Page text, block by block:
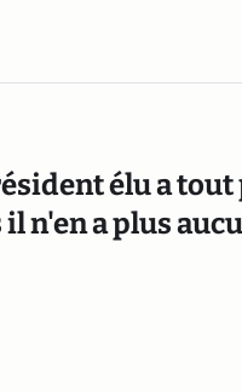
élu a
n'en a plus